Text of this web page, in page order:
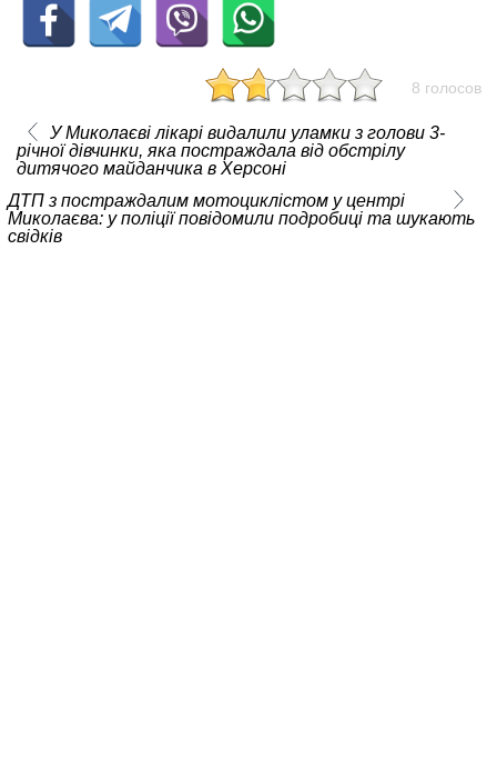
8 голосов
У Миколаєві лікарі видалили уламки з голови 3-
річної дівчинки, яка постраждала від обстрілу
дитячого майданчика в Херсоні
ДТП з постраждалим мотоциклістом у центрі
Миколаєва: у поліції повідомили подробиці та шукають
свідків